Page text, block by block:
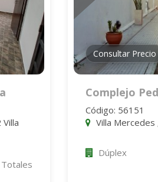
Totales
Consultar Precio
Complejo
Código: 56151
Villa
Dúplex